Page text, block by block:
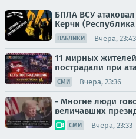
БПЛА ВСУ
Керчи
ПАБЛИКИ Вчера, 23:43
11 мирных
пострадали при
СМИ Вчера, 23:36
- Многие люди
величавших
СМИ Вчера, 23:33